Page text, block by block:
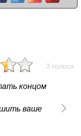
3 голоса
концом
ваше